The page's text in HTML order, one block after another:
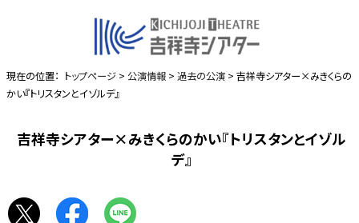
現在の位置： トップページ > 公演情報 > 過去の公演 > 吉祥寺シアター×みきくらの
かい『トリスタンとイゾルデ』
吉祥寺シアター×みきくらのかい『トリスタンとイゾル
デ』